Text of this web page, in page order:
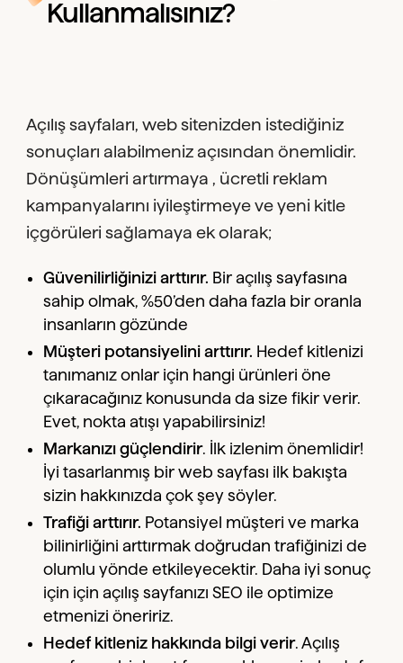
Kullanmalısınız?
Açılış sayfaları, web sitenizden istediğiniz
sonuçları alabilmeniz açısından önemlidir.
Dönüşümleri artırmaya , ücretli reklam
kampanyalarını iyileştirmeye ve yeni kitle
içgörüleri sağlamaya ek olarak;
Güvenilirliğinizi arttırır. Bir açılış sayfasına
sahip olmak, %50’den daha fazla bir oranla
insanların gözünde
Müşteri potansiyelini arttırır. Hedef kitlenizi
tanımanız onlar için hangi ürünleri öne
çıkaracağınız konusunda da size fikir verir.
Evet, nokta atışı yapabilirsiniz!
Markanızı güçlendirir. İlk izlenim önemlidir!
İyi tasarlanmış bir web sayfası ilk bakışta
sizin hakkınızda çok şey söyler.
Trafiği arttırır. Potansiyel müşteri ve marka
bilinirliğini arttırmak doğrudan trafiğinizi de
olumlu yönde etkileyecektir. Daha iyi sonuç
için için açılış sayfanızı SEO ile optimize
etmenizi öneririz.
Hedef kitleniz hakkında bilgi verir. Açılış